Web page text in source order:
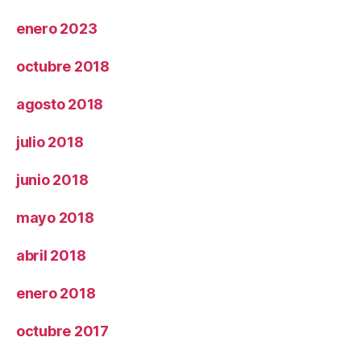
enero 2023
octubre 2018
agosto 2018
julio 2018
junio 2018
mayo 2018
abril 2018
enero 2018
octubre 2017